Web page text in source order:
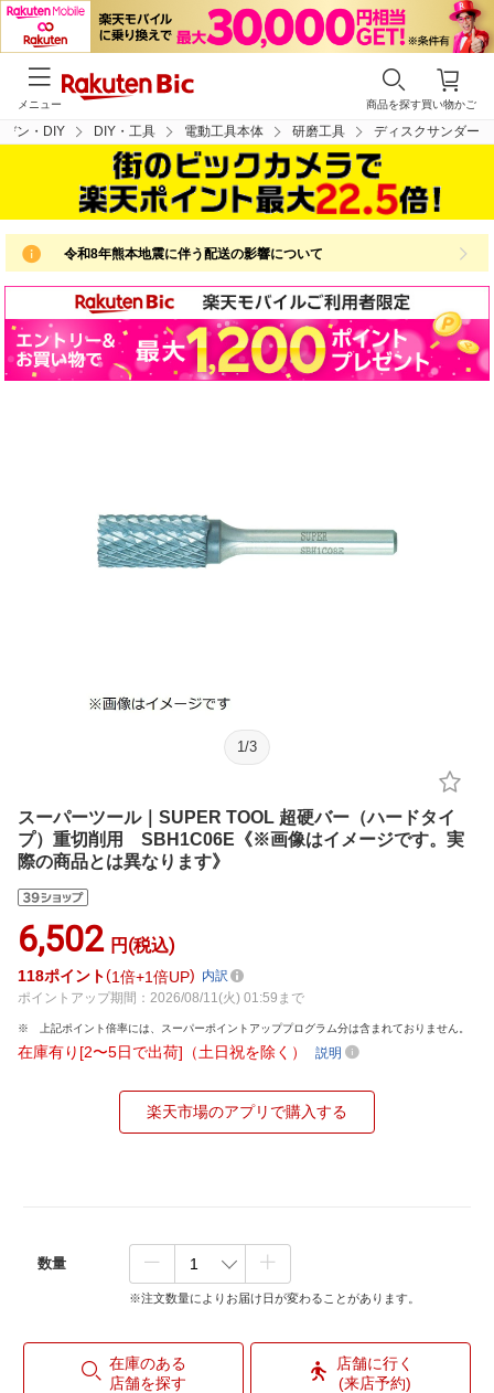
買い物かご
商品を探す
メニュー
ン・DIY DIY・工具 電動工具本体 研磨工具 ディスクサンダー
令和8年熊本地震に伴う配送の影響について
1 /3
スーパーツール｜SUPER TOOL 超硬バー（ハードタイ
プ）重切削用 SBH1C06E《※画像はイメージです。実
際の商品とは異なります》
6,502 円(税込)
118ポイント 1倍 1倍UP
内訳
ポイントアップ期間：2026/08/11(火) 01:59まで
上記ポイント倍率には、スーパーポイントアッププログラム分は含まれておりません。
在庫有り[2〜5日で出荷]（土日祝を除く） 説明
楽天市場のアプリで購入する
数量
※注文数量によりお届け日が変わることがあります。
在庫のある
店舗を探す
店舗に行く
(来店予約)